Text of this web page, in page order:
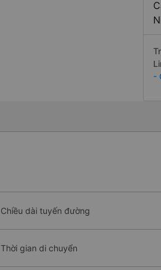
-
Chiều dài tuyến đường
Thời gian di chuyển